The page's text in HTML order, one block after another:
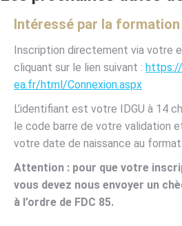
Intéressé par la formation
Inscription directement via votre
cliquant sur le lien suivant :
ea.fr/html/Connexion.aspx
L’identifiant est votre IDGU à 14
le code barre de votre validation
votre date de naissance au
Attention : pour que votre
vous devez nous envoyer un
à l’ordre de FDC 85.